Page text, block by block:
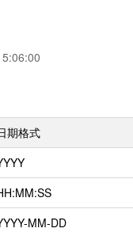
期格式
MM-DD